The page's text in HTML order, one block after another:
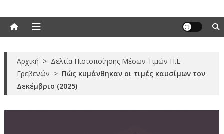
Αρχική > Δελτία Πιστοποίησης Μέσων Τιμών Π.Ε.
Γρεβενών > Πώς κυμάνθηκαν οι τιμές καυσίμων τον
Δεκέμβριο (2025)